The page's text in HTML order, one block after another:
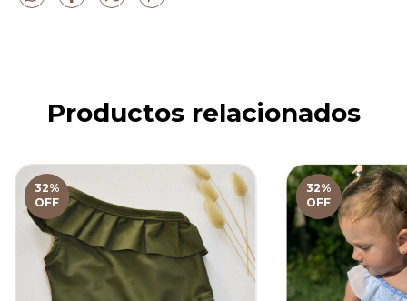
Productos relacionados
32%
OFF
32%
OFF